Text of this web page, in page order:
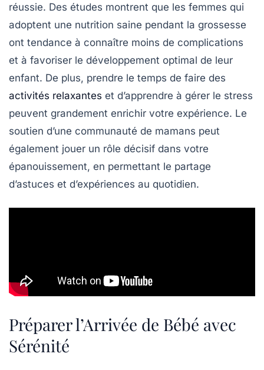
réussie. Des études montrent que les femmes qui
adoptent une nutrition saine pendant la grossesse
ont tendance à connaître moins de complications
et à favoriser le développement optimal de leur
enfant. De plus, prendre le temps de faire des
activités relaxantes et d’apprendre à gérer le stress
peuvent grandement enrichir votre expérience. Le
soutien d’une communauté de mamans peut
également jouer un rôle décisif dans votre
épanouissement, en permettant le partage
d’astuces et d’expériences au quotidien.
Préparer l’Arrivée de Bébé avec
Sérénité